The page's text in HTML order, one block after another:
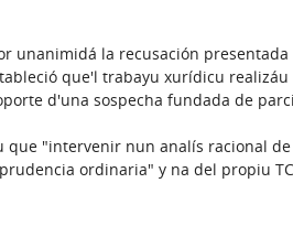
unanimidá la recusación presentada
que'l trabayu xurídicu
d'una sospecha fundada de
que "intervenir nun analís racional
ordinaria" y na del propiu